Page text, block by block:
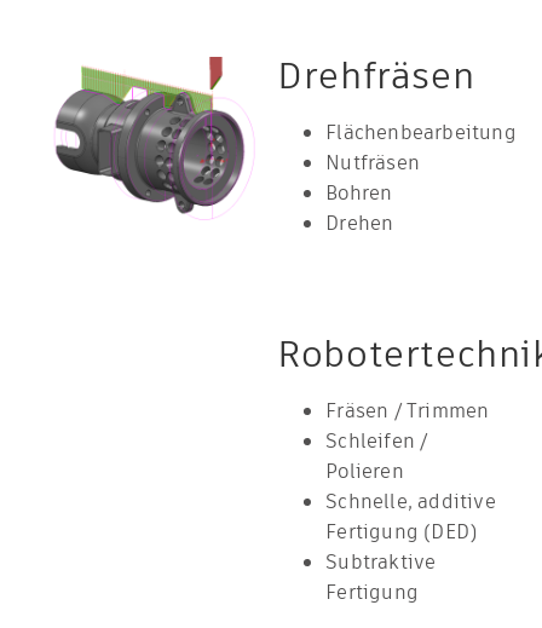
Drehfräsen
Flächenbearbeitung
Nutfräsen
Bohren
Drehen
Fräsen / Trimmen
Schleifen /
Polieren
Schnelle, additive
Fertigung (DED)
Subtraktive
Fertigung